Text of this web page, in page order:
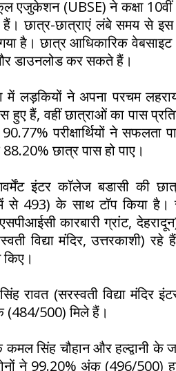
एजुकेशन (UBSE) ने कक्षा 10वीं
हैं। छात्र-छात्राएं लंबे समय से
है। छात्र आधिकारिक
डाउनलोड कर सकते हैं।
में लड़कियों ने अपना परचम
हुए हैं, वहीं छात्राओं का पास
परीक्षार्थियों ने सफलता
छात्र पास हो पाए।
इंटर कॉलेज बडासी की
से 493) के साथ टॉप किया
कारबारी ग्रांट,
विद्या मंदिर, उत्तरकाशी)
रावत (सरस्वती विद्या मंदिर
(484/500) मिले हैं।
कमल सिंह चौहान और हल्द्वानी के
ने 99.20% अंक (496/500)